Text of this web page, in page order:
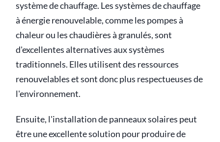
système de chauffage. Les systèmes de chauffage
à énergie renouvelable, comme les pompes à
chaleur ou les chaudières à granulés, sont
d'excellentes alternatives aux systèmes
traditionnels. Elles utilisent des ressources
renouvelables et sont donc plus respectueuses de
l'environnement.
Ensuite, l'installation de panneaux solaires peut
être une excellente solution pour produire de